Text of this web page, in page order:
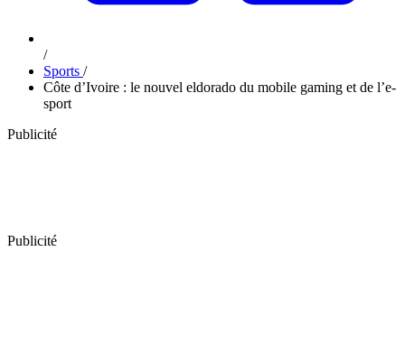
/
Sports /
Côte d’Ivoire : le nouvel eldorado du mobile gaming et de l’e-
sport
Publicité
Publicité